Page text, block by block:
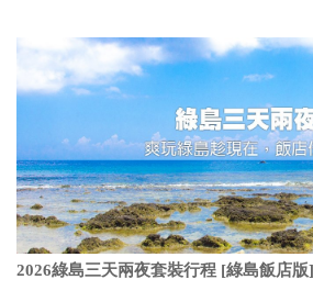
2026綠島三天兩夜套裝行程 [綠島飯店版]